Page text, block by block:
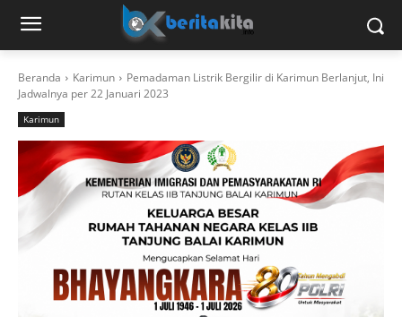
Beranda Karimun
Pemadaman Listrik Bergilir di Karimun Berlanjut, Ini
Jadwalnya per 22 Januari 2023
Karimun